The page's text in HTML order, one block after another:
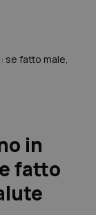
se fatto male,
in
fatto